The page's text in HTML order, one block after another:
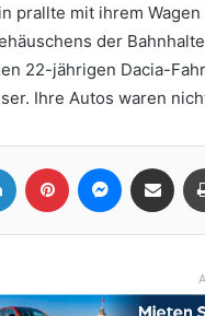
prallte mit ihrem
der
22-jährigen Dacia-
Ihre Autos waren
LinkedIn Pinterest Messenger
Teile per E-Mail